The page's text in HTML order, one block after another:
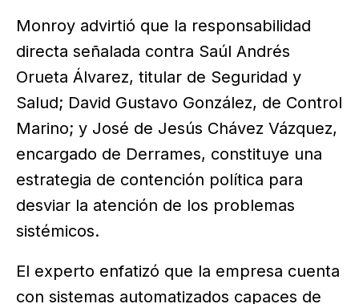
Monroy advirtió que la responsabilidad
directa señalada contra Saúl Andrés
Orueta Álvarez, titular de Seguridad y
Salud; David Gustavo González, de Control
Marino; y José de Jesús Chávez Vázquez,
encargado de Derrames, constituye una
estrategia de contención política para
desviar la atención de los problemas
sistémicos.
El experto enfatizó que la empresa cuenta
con sistemas automatizados capaces de